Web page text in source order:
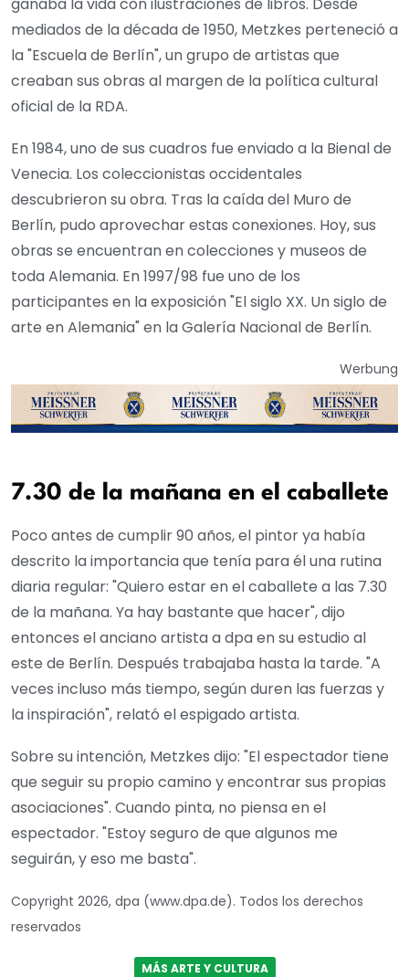
mediados de la década de 1950, Metzkes perteneció a
la "Escuela de Berlín", un grupo de artistas que
creaban sus obras al margen de la política cultural
oficial de la RDA.
En 1984, uno de sus cuadros fue enviado a la Bienal de
Venecia. Los coleccionistas occidentales
descubrieron su obra. Tras la caída del Muro de
Berlín, pudo aprovechar estas conexiones. Hoy, sus
obras se encuentran en colecciones y museos de
toda Alemania. En 1997/98 fue uno de los
participantes en la exposición "El siglo XX. Un siglo de
arte en Alemania" en la Galería Nacional de Berlín.
Werbung
7.30 de la mañana en el caballete
Poco antes de cumplir 90 años, el pintor ya había
descrito la importancia que tenía para él una rutina
diaria regular: "Quiero estar en el caballete a las 7.30
de la mañana. Ya hay bastante que hacer", dijo
entonces el anciano artista a dpa en su estudio al
este de Berlín. Después trabajaba hasta la tarde. "A
veces incluso más tiempo, según duren las fuerzas y
la inspiración", relató el espigado artista.
Sobre su intención, Metzkes dijo: "El espectador tiene
que seguir su propio camino y encontrar sus propias
asociaciones". Cuando pinta, no piensa en el
espectador. "Estoy seguro de que algunos me
seguirán, y eso me basta".
Copyright 2026, dpa (www.dpa.de). Todos los derechos
reservados
MÁS ARTE Y CULTURA